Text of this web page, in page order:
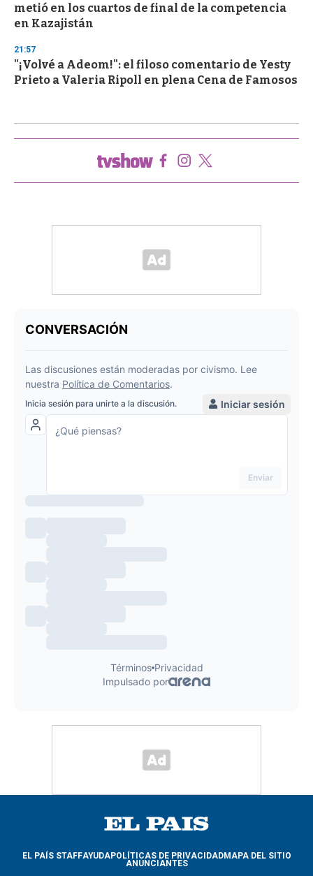
metió en los cuartos de final de la competencia
en Kazajistán
21:57
"¡Volvé a Adeom!": el filoso comentario de Yesty
Prieto a Valeria Ripoll en plena Cena de Famosos
EL PAÍS STAFFAYUDAPOLÍTICAS DE PRIVACIDADMAPA DEL SITIO
ANUNCIANTES